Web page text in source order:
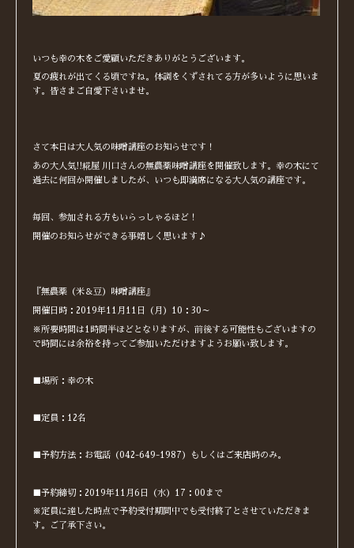
いつも幸の木をご愛顧いただきありがとうございます。
夏の疲れが出てくる頃ですね。体調をくずされてる方が多いように思いま
す。皆さまご自愛下さいませ。
さて本日は大人気の味噌講座のお知らせです！
あの大人気!!糀屋 川口さんの無農薬味噌講座を開催致します。幸の木にて
過去に何回か開催しましたが、いつも即満席になる大人気の講座です。
毎回、参加される方もいらっしゃるほど！
開催のお知らせができる事嬉しく思います♪
『無農薬（米＆豆）味噌講座』
開催日時：2019年11月11日（月）10：30～
※所要時間は1時間半ほどとなりますが、前後する可能性もございますの
で時間には余裕を持ってご参加いただけますようお願い致します。
■場所：幸の木
■定員：12名
■予約方法：お電話（042-649-1987）もしくはご来店時のみ。
■予約締切：2019年11月6日（水）17：00まで
※定員に達した時点で予約受付期間中でも受付終了とさせていただきま
す。ご了承下さい。